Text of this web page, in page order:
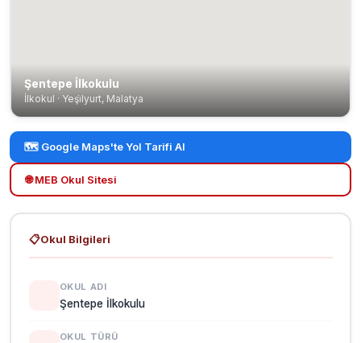
Şentepe İlkokulu
İlkokul · Yeşi̇lyurt, Malatya
🗺️ Google Maps'te Yol Tarifi Al
🌐 MEB Okul Sitesi
📋Okul Bilgileri
OKUL ADI
Şentepe İlkokulu
OKUL TÜRÜ